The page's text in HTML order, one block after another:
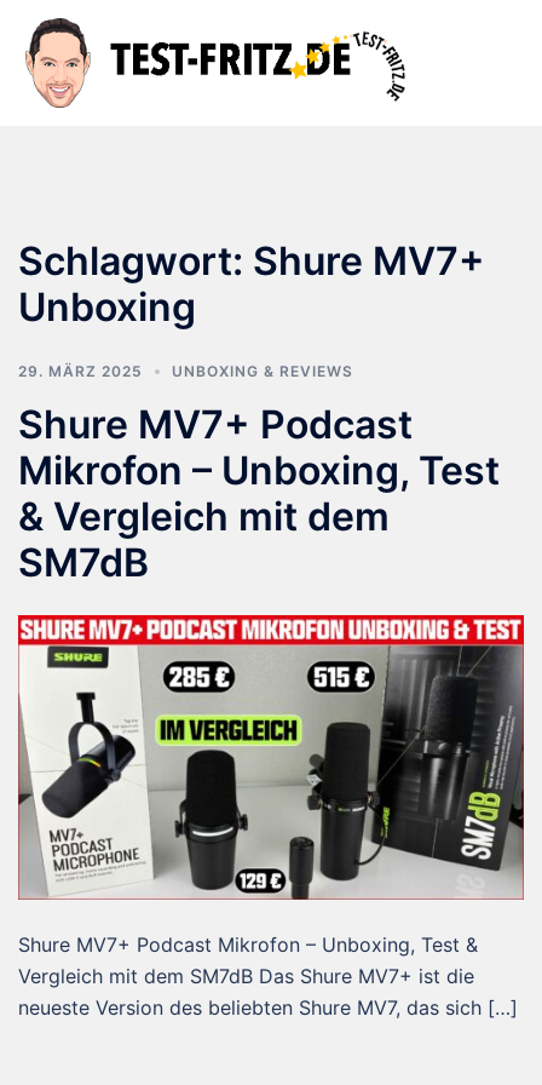
Inhalt
springen
Schlagwort: Shure MV7+
Unboxing
29. MÄRZ 2025 UNBOXING & REVIEWS
Shure MV7+ Podcast
Mikrofon – Unboxing, Test
& Vergleich mit dem
SM7dB
Shure MV7+ Podcast Mikrofon – Unboxing, Test &
Vergleich mit dem SM7dB Das Shure MV7+ ist die
neueste Version des beliebten Shure MV7, das sich […]